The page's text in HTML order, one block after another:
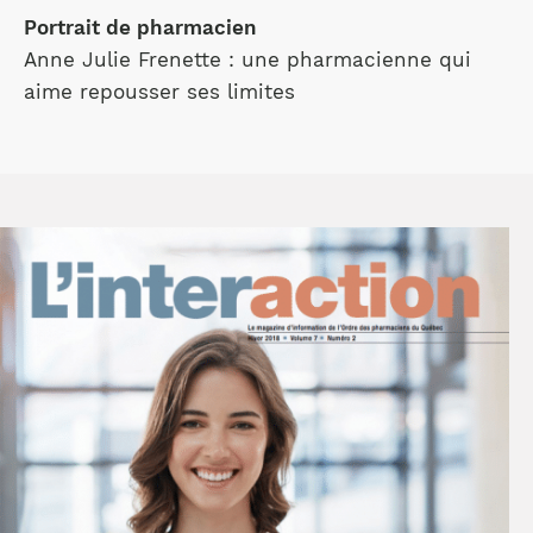
Portrait de pharmacien
Anne Julie Frenette : une pharmacienne qui
aime repousser ses limites